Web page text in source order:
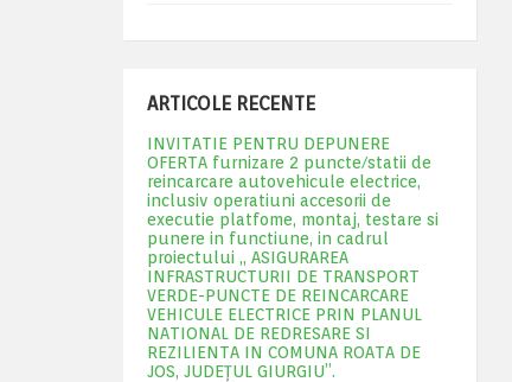
ARTICOLE RECENTE
INVITATIE PENTRU DEPUNERE
OFERTA furnizare 2 puncte/statii de
reincarcare autovehicule electrice,
inclusiv operatiuni accesorii de
executie platfome, montaj, testare si
punere in functiune, in cadrul
proiectului „ ASIGURAREA
INFRASTRUCTURII DE TRANSPORT
VERDE-PUNCTE DE REINCARCARE
VEHICULE ELECTRICE PRIN PLANUL
NATIONAL DE REDRESARE SI
REZILIENTA IN COMUNA ROATA DE
JOS, JUDEŢUL GIURGIU”.